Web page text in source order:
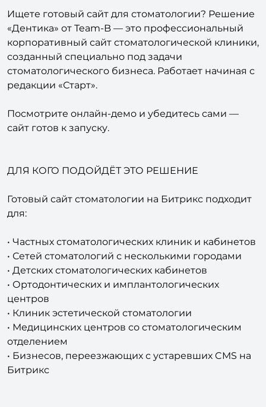
Ищете готовый сайт для стоматологии? Решение
«Дентика» от Team-B — это профессиональный
корпоративный сайт стоматологической клиники,
созданный специально под задачи
стоматологического бизнеса. Работает начиная с
редакции «Старт».
Посмотрите онлайн-демо и убедитесь сами —
сайт готов к запуску.
ДЛЯ КОГО ПОДОЙДЁТ ЭТО РЕШЕНИЕ
Готовый сайт стоматологии на Битрикс подходит
для:
• Частных стоматологических клиник и кабинетов
• Сетей стоматологий с несколькими городами
• Детских стоматологических кабинетов
• Ортодонтических и имплантологических
центров
• Клиник эстетической стоматологии
• Медицинских центров со стоматологическим
отделением
• Бизнесов, переезжающих с устаревших CMS на
Битрикс